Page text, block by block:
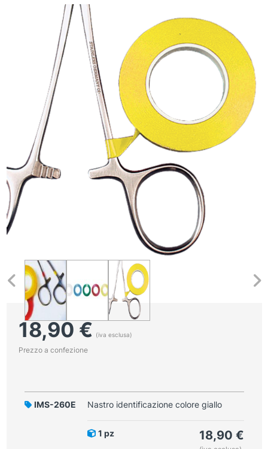
18,90€ (iva esclusa)
Prezzo a confezione
IMS-260E Nastro identificazione colore giallo
1 pz 18,90 €